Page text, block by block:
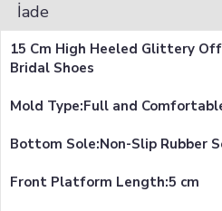
İade
15 Cm High Heeled Glittery
Bridal Shoes
Mold Type:Full and
Bottom Sole:Non-Slip Rubber
Front Platform Length:5 cm